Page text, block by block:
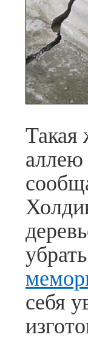
Такая
аллею
себя